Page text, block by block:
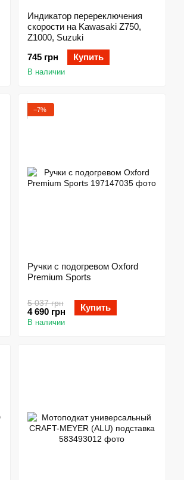
Индикатор перереключения
скорости на Kawasaki Z750,
Z1000, Suzuki
745 грн
Купить
В наличии
−7%
Ручки с подогревом Oxford
Premium Sports
5 037 грн
4 690 грн Купить
В наличии